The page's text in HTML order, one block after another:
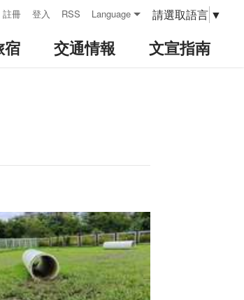
註冊 登入 RSS Language 請選取語言 ▼
宿 交通情報 文宣指南